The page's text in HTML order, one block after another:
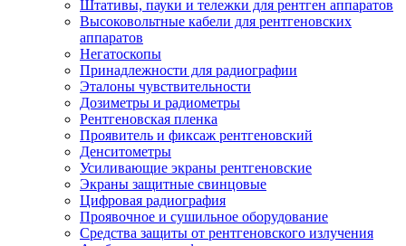
Штативы, пауки и тележки для рентген аппаратов
Высоковольтные кабели для рентгеновских
аппаратов
Негатоскопы
Принадлежности для радиографии
Эталоны чувствительности
Дозиметры и радиометры
Рентгеновская пленка
Проявитель и фиксаж рентгеновский
Денситометры
Усиливающие экраны рентгеновские
Экраны защитные свинцовые
Цифровая радиография
Проявочное и сушильное оборудование
Средства защиты от рентгеновского излучения